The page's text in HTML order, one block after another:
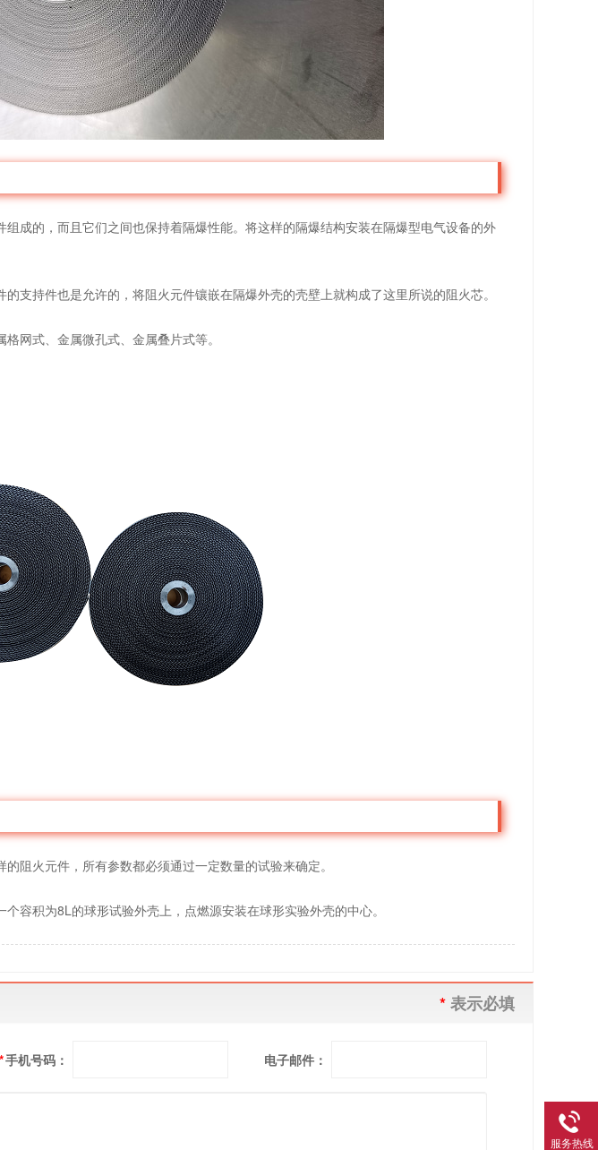
的，而且它们之间也保持着隔爆性能。将这样的隔爆结构安装在隔爆型电气设备的外
持件也是允许的，将阻火元件镶嵌在隔爆外壳的壳壁上就构成了这里所说的阻火芯。
网式、金属微孔式、金属叠片式等。
火元件，所有参数都必须通过一定数量的试验来确定。
积为8L的球形试验外壳上，点燃源安装在球形实验外壳的中心。
*表示必填
*手机号码： 电子邮件：
服务热线